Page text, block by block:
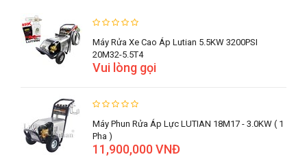
Máy Rửa Xe Cao Áp Lutian 5.5KW 3200PSI
20M32-5.5T4
Vui lòng gọi
Máy Phun Rửa Áp Lực LUTIAN 18M17 - 3.0KW ( 1
Pha )
11,900,000 VNĐ